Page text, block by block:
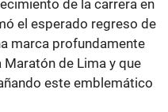
de la carrera en
el esperado regreso de
marca profundamente
Maratón de Lima y que
este emblemático